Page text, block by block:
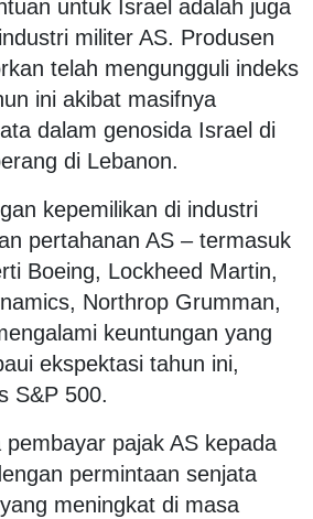
untuk Israel adalah juga
militer AS. Produsen
telah mengungguli indeks
ini akibat masifnya
dalam genosida Israel di
di Lebanon.
kepemilikan di industri
pertahanan AS – termasuk
Boeing, Lockheed Martin,
Northrop Grumman,
keuntungan yang
ekspektasi tahun ini,
S&P 500.
pembayar pajak AS kepada
permintaan senjata
meningkat di masa